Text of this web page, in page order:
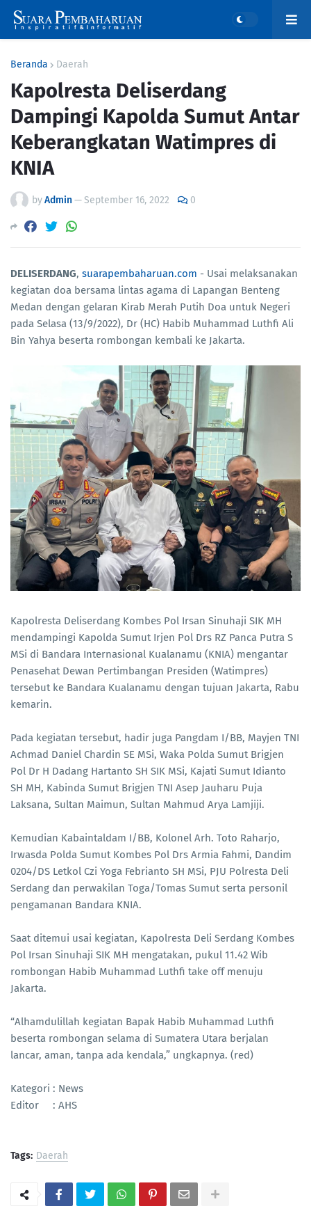
Beranda Daerah
Kapolresta Deliserdang
Dampingi Kapolda Sumut Antar
Keberangkatan Watimpres di
KNIA
byAdmin—September 16, 2022 0
DELISERDANG, suarapembaharuan.com - Usai melaksanakan
kegiatan doa bersama lintas agama di Lapangan Benteng
Medan dengan gelaran Kirab Merah Putih Doa untuk Negeri
pada Selasa (13/9/2022), Dr (HC) Habib Muhammad Luthfi Ali
Bin Yahya beserta rombongan kembali ke Jakarta.
Kapolresta Deliserdang Kombes Pol Irsan Sinuhaji SIK MH
mendampingi Kapolda Sumut Irjen Pol Drs RZ Panca Putra S
MSi di Bandara Internasional Kualanamu (KNIA) mengantar
Penasehat Dewan Pertimbangan Presiden (Watimpres)
tersebut ke Bandara Kualanamu dengan tujuan Jakarta, Rabu
kemarin.
Pada kegiatan tersebut, hadir juga Pangdam I/BB, Mayjen TNI
Achmad Daniel Chardin SE MSi, Waka Polda Sumut Brigjen
Pol Dr H Dadang Hartanto SH SIK MSi, Kajati Sumut Idianto
SH MH, Kabinda Sumut Brigjen TNI Asep Jauharu Puja
Laksana, Sultan Maimun, Sultan Mahmud Arya Lamjiji.
Kemudian Kabaintaldam I/BB, Kolonel Arh. Toto Raharjo,
Irwasda Polda Sumut Kombes Pol Drs Armia Fahmi, Dandim
0204/DS Letkol Czi Yoga Febrianto SH MSi, PJU Polresta Deli
Serdang dan perwakilan Toga/Tomas Sumut serta personil
pengamanan Bandara KNIA.
Saat ditemui usai kegiatan, Kapolresta Deli Serdang Kombes
Pol Irsan Sinuhaji SIK MH mengatakan, pukul 11.42 Wib
rombongan Habib Muhammad Luthfi take off menuju
Jakarta.
“Alhamdulillah kegiatan Bapak Habib Muhammad Luthfi
beserta rombongan selama di Sumatera Utara berjalan
lancar, aman, tanpa ada kendala,” ungkapnya. (red)
Kategori : News
Editor : AHS
Tags: Daerah